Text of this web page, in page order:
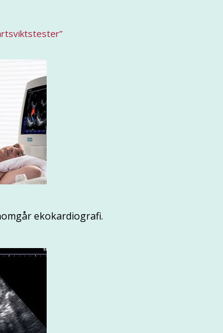
ekokardiografi.